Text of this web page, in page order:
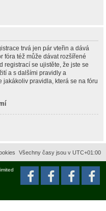
trvá jen pár vteřin a dává
fóra též může dávat rozšířené
registrací se ujistěte, že jste se
a s dalšími pravidly a
jakákoliv pravidla, která se na fóru
Všechny časy jsou v UTC+01:00